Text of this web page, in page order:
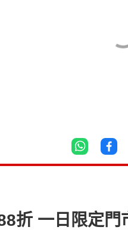
折 一日限定